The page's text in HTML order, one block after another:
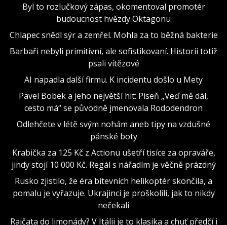
Byl to rozlučkový zápas, okomentoval promotér
budoucnost hvězdy Oktagonu
Chlapec snědl sýr a zemřel. Mohla za to běžná bakterie
Barbaři nebyli primitivní, ale sofistikovaní. Historii totiž
psali vítězové
AI napadla další firmu. K incidentu došlo u Mety
Pavel Bobek a jeho největší hit: Píseň „Veď mě dál,
cesto má“ se původně jmenovala Rododendron
Odlehčete v létě svým nohám aneb tipy na vzdušné
pánské boty
Krabička za 125 Kč z Actionu ušetří tisíce za opraváře,
jindy stojí 10 000 Kč. Regál s nářadím je věčně prázdný
Rusko zjistilo, že éra bitevních helikoptér skončila, a
pomalu je vyřazuje. Ukrajinci je proškolili, jak to nikdy
nečekali
Rajčata do limonády? V Itálii je to klasika a chuť předčí i